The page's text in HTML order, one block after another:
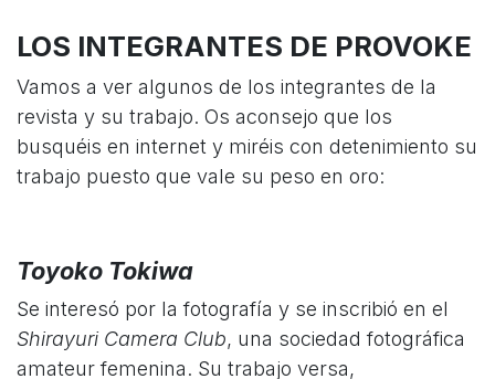
LOS INTEGRANTES DE PROVOKE
Vamos a ver algunos de los integrantes de la
revista y su trabajo. Os aconsejo que los
busquéis en internet y miréis con detenimiento su
trabajo puesto que vale su peso en oro:
Toyoko Tokiwa
Se interesó por la fotografía y se inscribió en el
Shirayuri Camera Club, una sociedad fotográfica
amateur femenina. Su trabajo versa,